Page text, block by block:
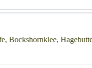
Bockshornklee,